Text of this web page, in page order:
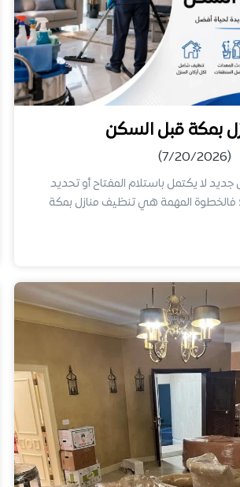
بمكة قبل السكن
(7/20/2026)
جديد لا يكتمل باستلام المفتاح أو تحديد
فالخطوة المهمة هي تنظيف منازل بمكة